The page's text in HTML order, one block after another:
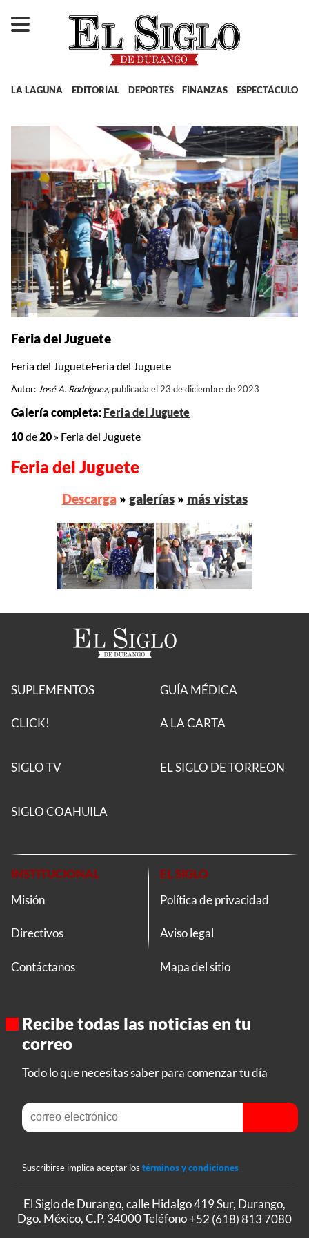
LA LAGUNA EDITORIAL DEPORTES FINANZAS ESPECTÁCULOS
Feria del Juguete
Feria del JugueteFeria del Juguete
Autor:José A. Rodríguez, publicada el 23 de diciembre de 2023
Galería completa: Feria del Juguete
10de20 » Feria del Juguete
Feria del Juguete
Descarga» galerías» más vistas
SUPLEMENTOS
CLICK!
GUÍA MÉDICA
A LA CARTA
SIGLO TV EL SIGLO DE TORREON
SIGLO COAHUILA
INSTITUCIONAL
Misión
Directivos
Contáctanos
EL SIGLO
Política de privacidad
Aviso legal
Mapa del sitio
Recibe todas las noticias en tu
correo
Todo lo que necesitas saber para comenzar tu día
Suscribirse implica aceptar los términos y condiciones
El Siglo de Durango, calle Hidalgo 419 Sur, Durango,
Dgo. México, C.P. 34000 Teléfono+52 (618) 813 7080